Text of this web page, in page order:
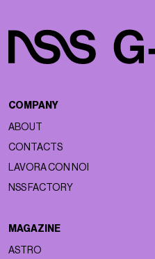
COMPANY
ABOUT
CONTACTS
LAVORA CON NOI
NSS FACTORY
MAGAZINE
ASTRO